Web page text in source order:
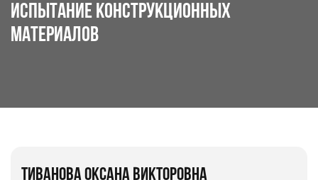
ИСПЫТАНИЕ КОНСТРУКЦИОННЫХ
МАТЕРИАЛОВ
ТИВАНОВА ОКСАНА ВИКТОРОВНА